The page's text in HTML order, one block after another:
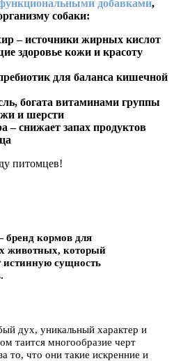
добавками,
собаки:
– источники жирных кислот
здоровье кожи и красоту
для баланса кишечной
богата витаминами группы
и шерсти
– снижает запах продуктов
питомцев!
кормов для
животных, который
истинную сущность
дух, уникальный характер и
таится многообразие черт
то, что они такие искренние и